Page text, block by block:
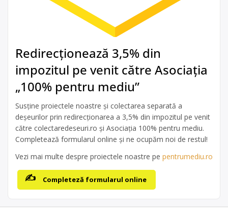
Redirecționează 3,5% din
impozitul pe venit către Asociația
„100% pentru mediu”
Susține proiectele noastre și colectarea separată a
deșeurilor prin redirecționarea a 3,5% din impozitul pe venit
către colectaredeseuri.ro și Asociația 100% pentru mediu.
Completează formularul online și ne ocupăm noi de restul!
Vezi mai multe despre proiectele noastre pe pentrumediu.ro
Completeză formularul online